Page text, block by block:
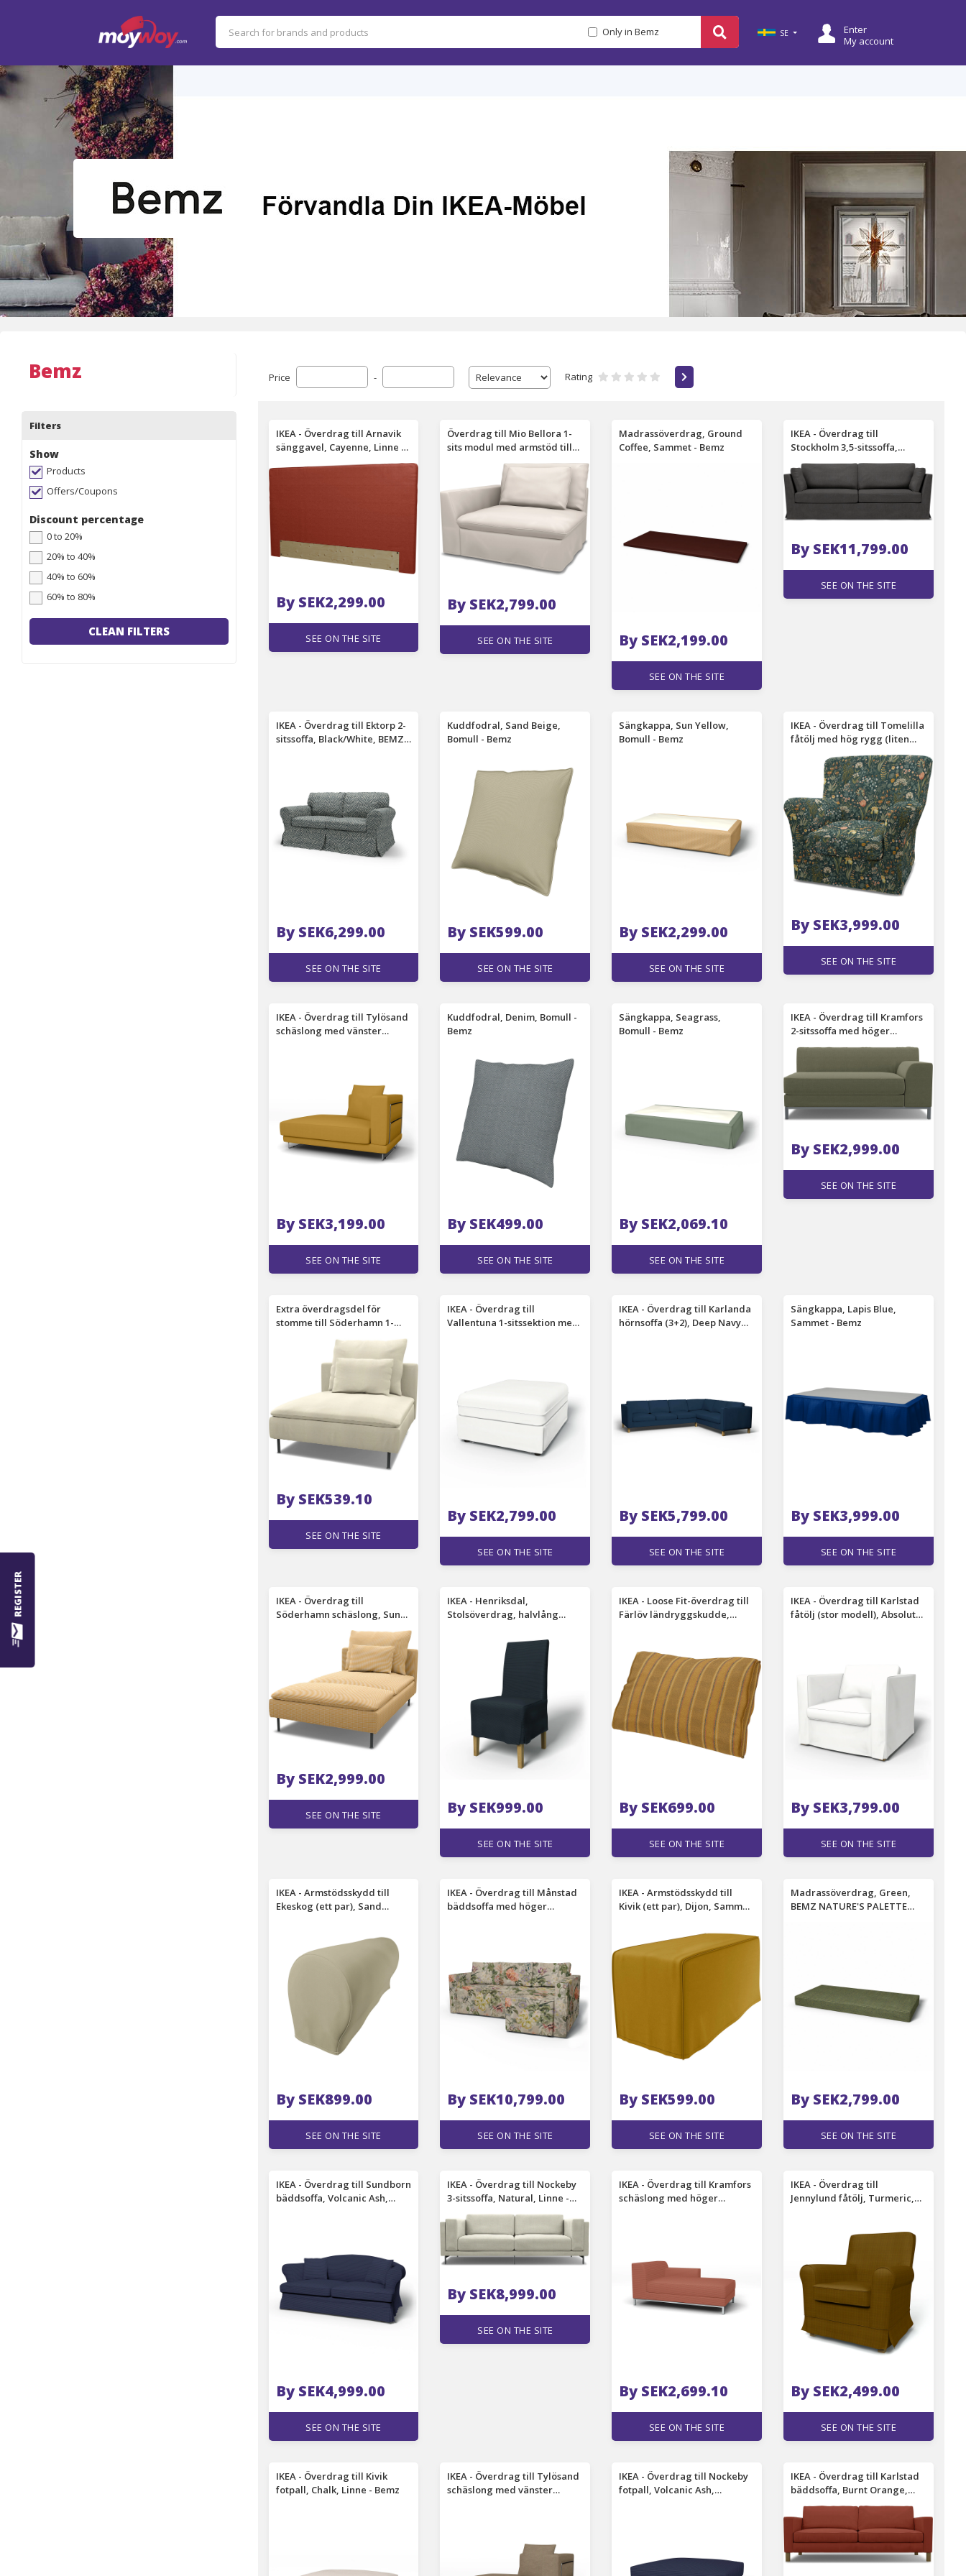
REGISTER
Only in Bemz SE
Enter
My account
Bemz
Filters
Show
Products
Offers/Coupons
Discount percentage
0 to 20%
20% to 40%
40% to 60%
60% to 80%
CLEAN FILTERS
Price - Rating
IKEA - Överdrag till Arnavik
sänggavel, Cayenne, Linne -
By SEK2,299.00
SEE ON THE SITE
Överdrag till Mio Bellora 1-
sits modul med armstöd till
höger, Soft White, Bomull -
By SEK2,799.00
SEE ON THE SITE
Madrassöverdrag, Ground
Coffee, Sammet - Bemz
By SEK2,199.00
SEE ON THE SITE
IKEA - Överdrag till
Stockholm 3,5-sitssoffa,
Espresso, Linne - Bemz
By SEK11,799.00
SEE ON THE SITE
IKEA - Överdrag till Ektorp 2-
sitssoffa, Black/White, BEMZ
By SEK6,299.00
SEE ON THE SITE
Kuddfodral, Sand Beige,
Bomull - Bemz
By SEK599.00
SEE ON THE SITE
Sängkappa, Sun Yellow,
Bomull - Bemz
By SEK2,299.00
SEE ON THE SITE
IKEA - Överdrag till Tomelilla
fåtölj med hög rygg (liten
modell), Blomsterhav Dark,
BEMZ x BORÅSTAPETER
COLLECTION - Bemz
By SEK3,999.00
SEE ON THE SITE
IKEA - Överdrag till Tylösand
schäslong med vänster
By SEK3,199.00
SEE ON THE SITE
Kuddfodral, Denim, Bomull -
Bemz
By SEK499.00
SEE ON THE SITE
Sängkappa, Seagrass,
Bomull - Bemz
By SEK2,069.10
SEE ON THE SITE
IKEA - Överdrag till Kramfors
2-sitssoffa med höger
armstöd, Sage, Linne - Bemz
By SEK2,999.00
SEE ON THE SITE
Extra överdragsdel för
stomme till Söderhamn 1-
By SEK539.10
SEE ON THE SITE
IKEA - Överdrag till
Vallentuna 1-sitssektion med
By SEK2,799.00
SEE ON THE SITE
IKEA - Överdrag till Karlanda
hörnsoffa (3+2), Deep Navy
By SEK5,799.00
SEE ON THE SITE
Sängkappa, Lapis Blue,
Sammet - Bemz
By SEK3,999.00
SEE ON THE SITE
IKEA - Överdrag till
Söderhamn schäslong, Sun
Yellow, Bomull - Bemz
By SEK2,999.00
SEE ON THE SITE
IKEA - Henriksdal,
Stolsöverdrag, halvlång
(standard modell), Orion
Blue, Manchester - Bemz
By SEK999.00
SEE ON THE SITE
IKEA - Loose Fit-överdrag till
Färlöv ländryggskudde,
By SEK699.00
SEE ON THE SITE
IKEA - Överdrag till Karlstad
fåtölj (stor modell), Absolute
By SEK3,799.00
SEE ON THE SITE
IKEA - Armstödsskydd till
Ekeskog (ett par), Sand
By SEK899.00
SEE ON THE SITE
IKEA - Överdrag till Månstad
bäddsoffa med höger
By SEK10,799.00
SEE ON THE SITE
IKEA - Armstödsskydd till
Kivik (ett par), Dijon, Sammet
By SEK599.00
SEE ON THE SITE
Madrassöverdrag, Green,
BEMZ NATURE'S PALETTE
By SEK2,799.00
SEE ON THE SITE
IKEA - Överdrag till Sundborn
bäddsoffa, Volcanic Ash,
By SEK4,999.00
SEE ON THE SITE
IKEA - Överdrag till Nockeby
3-sitssoffa, Natural, Linne -
Bemz
By SEK8,999.00
SEE ON THE SITE
IKEA - Överdrag till Kramfors
schäslong med höger
By SEK2,699.10
SEE ON THE SITE
IKEA - Överdrag till
Jennylund fåtölj, Turmeric,
By SEK2,499.00
SEE ON THE SITE
IKEA - Överdrag till Kivik
fotpall, Chalk, Linne - Bemz
IKEA - Överdrag till Tylösand
schäslong med vänster
IKEA - Överdrag till Nockeby
fotpall, Volcanic Ash,
IKEA - Överdrag till Karlstad
bäddsoffa, Burnt Orange,
Bomull - Bemz